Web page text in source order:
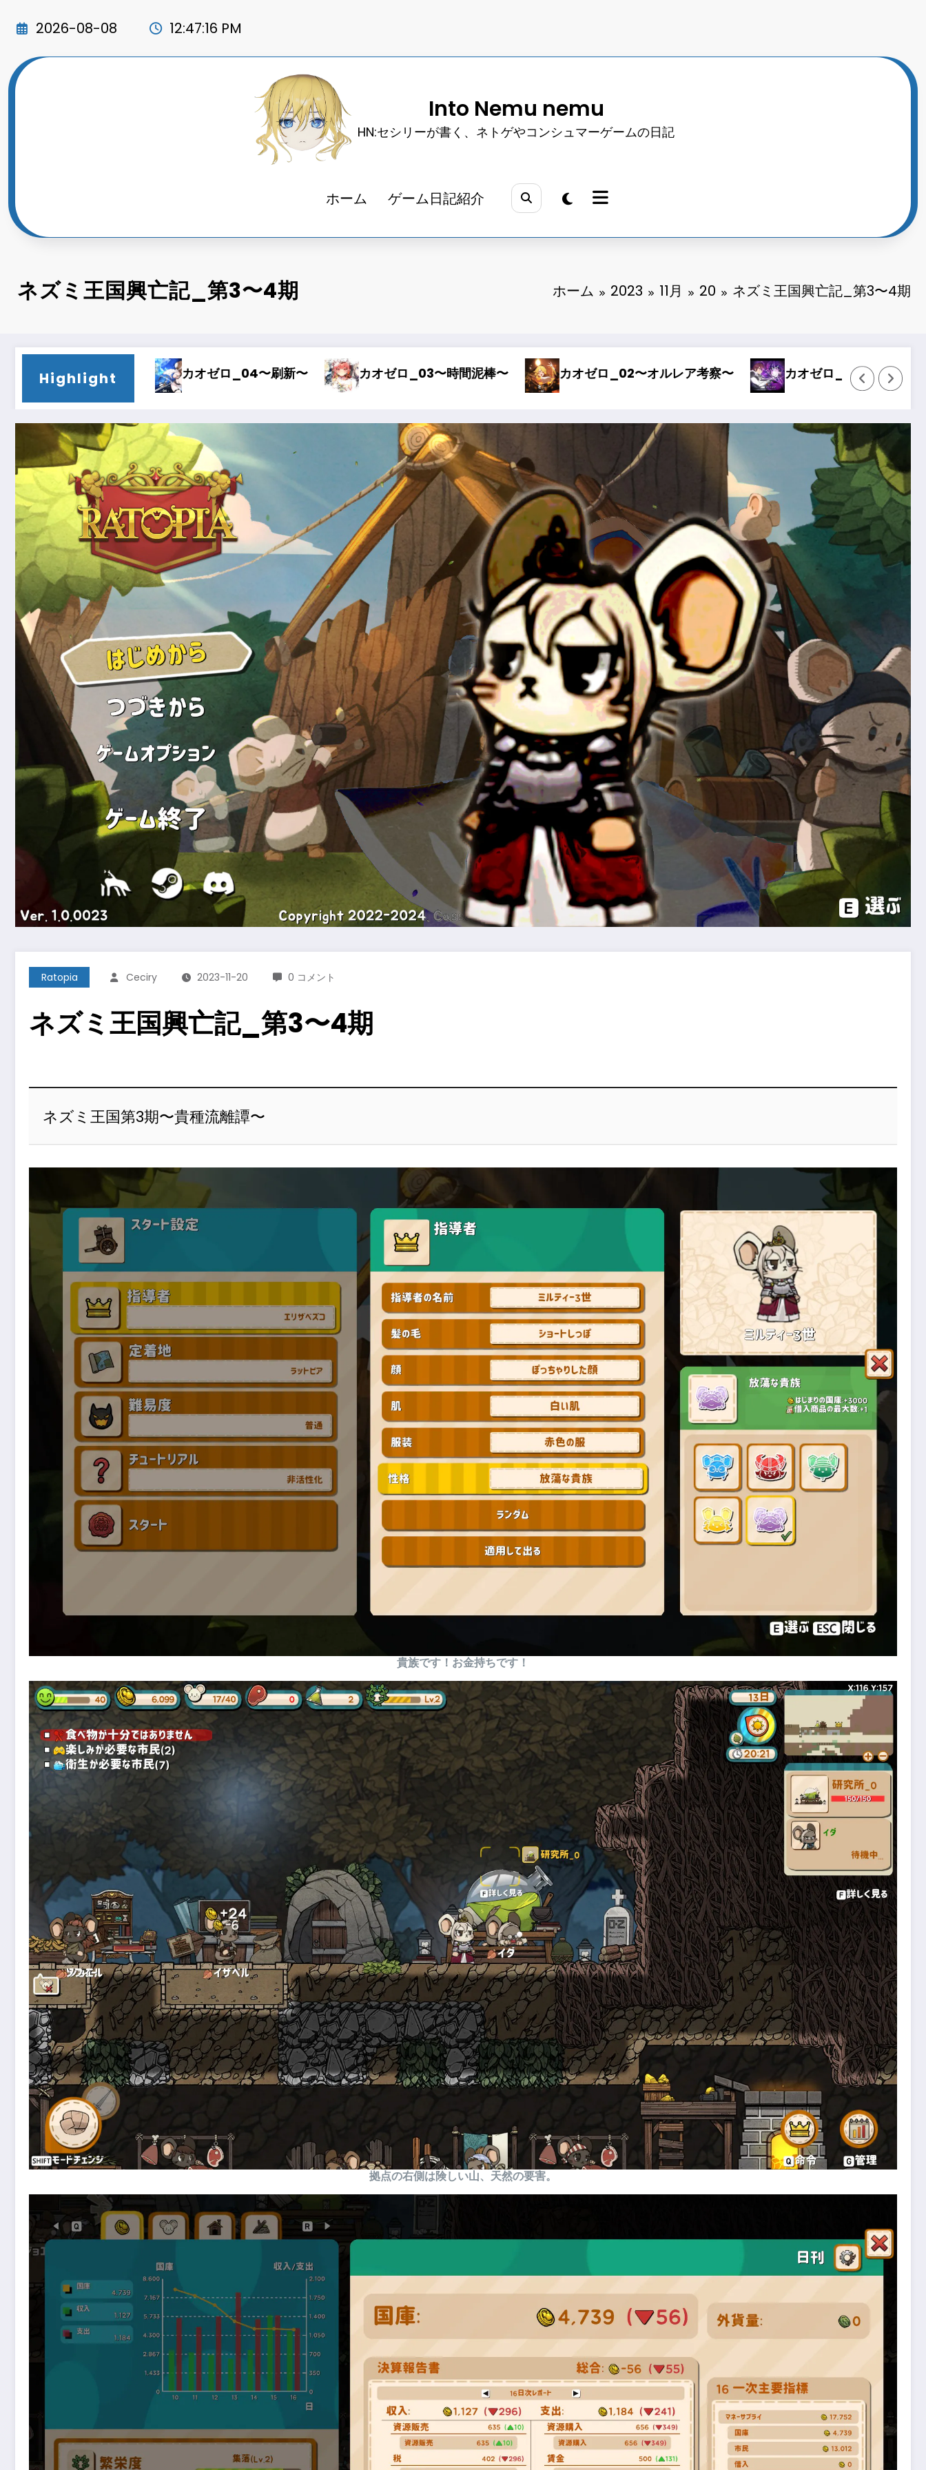
ツ
へ
2026-08-08 12:47:18 PM
Into Nemu nemu
HN:セシリーが書く、ネトゲやコンシュマーゲームの日記
ホーム ゲーム日記紹介
ネズミ王国興亡記_第3〜4期 ホーム 2023 11月 20 ネズミ王国興亡記_第3〜4期
Highlight
カオゼロ_03〜時間泥棒〜 カオゼロ_02〜オルレア考察〜 カオゼロ_01〜どストライク〜 Wizardry Variants Daphne〜奈落は楽し
Ratopia Ceciry 2023-11-20 0 コメント
ネズミ王国興亡記_第3〜4期
ネズミ王国第3期〜貴種流離譚〜
貴族です！お金持ちです！
拠点の右側は険しい山、天然の要害。